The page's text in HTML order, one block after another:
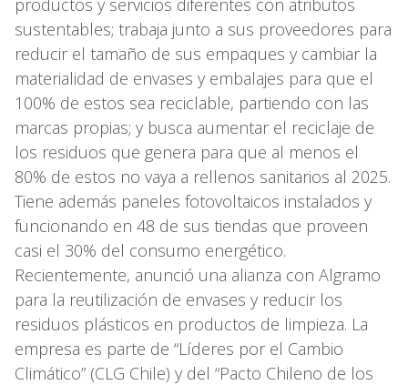
sustentables; trabaja junto a sus proveedores para
reducir el tamaño de sus empaques y cambiar la
materialidad de envases y embalajes para que el
100% de estos sea reciclable, partiendo con las
marcas propias; y busca aumentar el reciclaje de
los residuos que genera para que al menos el
80% de estos no vaya a rellenos sanitarios al 2025.
Tiene además paneles fotovoltaicos instalados y
funcionando en 48 de sus tiendas que proveen
casi el 30% del consumo energético.
Recientemente, anunció una alianza con Algramo
para la reutilización de envases y reducir los
residuos plásticos en productos de limpieza. La
empresa es parte de “Líderes por el Cambio
Climático” (CLG Chile) y del “Pacto Chileno de los